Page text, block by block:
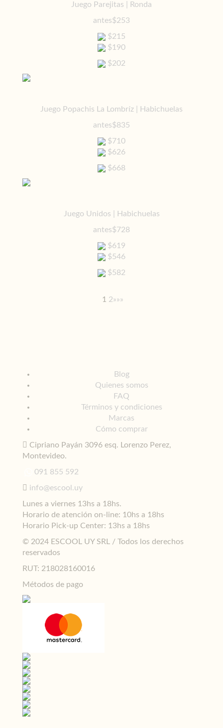
Juego Parejitas | Ronda
antes$253
$215
$190
$202
Juego Popachis La Lombríz | Habichuelas
antes$835
$710
$626
$668
Juego Unidos | Habichuelas
antes$728
$619
$546
$582
1 2»»»
Blog
Quienes somos
FAQ
Términos y condiciones
Marcas
Cómo comprar
Cipriano Payán 3096 esq. Lorenzo Perez,
Montevideo.
091 855 592
info@escool.uy
Lunes a viernes 13hs a 18hs.
Horario de atención on-line: 10hs a 18hs
Horario Pick-up Center: 13hs a 18hs
© 2024 ESCOOL UY SRL / Todos los derechos
reservados
RUT: 218028160016
Métodos de pago